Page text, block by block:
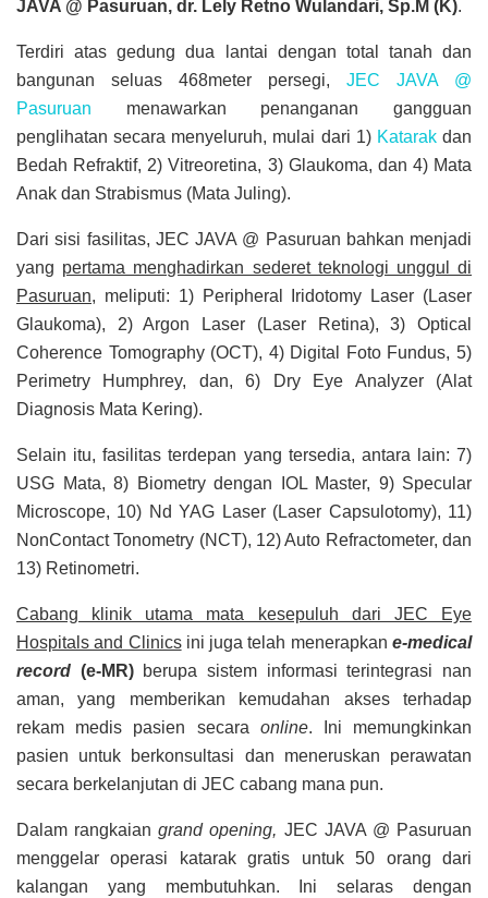
JAVA @ Pasuruan, dr. Lely Retno Wulandari, Sp.M (K).
Terdiri atas gedung dua lantai dengan total tanah dan
bangunan seluas 468meter persegi, JEC JAVA @
Pasuruan menawarkan penanganan gangguan
penglihatan secara menyeluruh, mulai dari 1) Katarakdan
Bedah Refraktif, 2) Vitreoretina, 3) Glaukoma, dan 4) Mata
Anak dan Strabismus (Mata Juling).
Dari sisi fasilitas, JEC JAVA @ Pasuruan bahkan menjadi
yang pertama menghadirkan sederet teknologi unggul di
Pasuruan, meliputi: 1) Peripheral Iridotomy Laser (Laser
Glaukoma), 2) Argon Laser (Laser Retina), 3) Optical
Coherence Tomography (OCT), 4) Digital Foto Fundus, 5)
Perimetry Humphrey, dan, 6) Dry Eye Analyzer (Alat
Diagnosis Mata Kering).
Selain itu, fasilitas terdepan yang tersedia, antara lain: 7)
USG Mata, 8) Biometry dengan IOL Master, 9) Specular
Microscope, 10) Nd YAG Laser (Laser Capsulotomy), 11)
NonContact Tonometry (NCT), 12) Auto Refractometer, dan
13) Retinometri.
Cabang klinik utama mata kesepuluh dari JEC Eye
Hospitals and Clinicsini juga telah menerapkane-medical
record (e-MR)berupa sistem informasi terintegrasi nan
aman, yang memberikan kemudahan akses terhadap
rekam medis pasien secara online. Ini memungkinkan
pasien untuk berkonsultasi dan meneruskan perawatan
secara berkelanjutan di JEC cabang mana pun.
Dalam rangkaiangrand opening, JEC JAVA @ Pasuruan
menggelar operasi katarak gratis untuk 50 orang dari
kalangan yang membutuhkan. Ini selaras dengan